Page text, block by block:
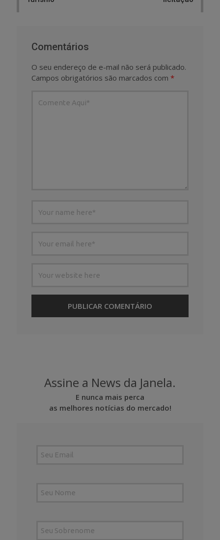
Comentários
O seu endereço de e-mail não será publicado.
Campos obrigatórios são marcados com *
Assine a News da Janela.
E nunca mais perca
as melhores notícias do mercado!